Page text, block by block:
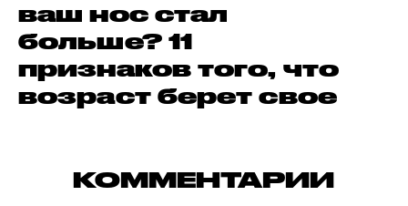
ваш нос стал
больше? 11
признаков того, что
возраст берет свое
КОММЕНТАРИИ